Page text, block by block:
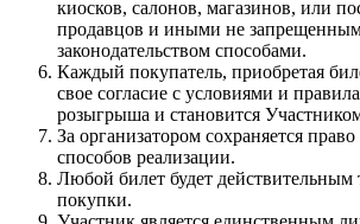
киосков, салонов, магазинов, или
продавцов и иными не
законодательством способами.
Каждый покупатель, приобретая
свое согласие с условиями и
розыгрыша и становится
За организатором сохраняется
способов реализации.
Любой билет будет действительным
покупки.